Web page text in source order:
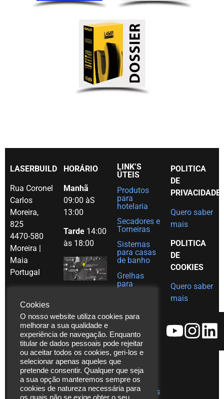
LASERBUILD
Rua Coronel
Carlos
Moreira,
825
4470-580
Moreira |
Maia
Portugal
229 480
271
Fax. (+351)
229 480
272
*chamada
para rede
fixa
HORÁRIO
Manhã
09:00 àS
13:00
Tarde 14:00
às 18:00
LINK’S
ÚTEIS
Produtos
para
hotelaria
Secadores e
Torneiras
Sistemas
para casas
de banho
Grelhas
para
Ajudas
técnicas
Catálogos
Vídeos
Assistência
Técnica
Publicações
POLITICA
DE
PRIVACIDADE
Quero saber
mais
POLITICA
DE
COOKIES
Quero saber
mais
Cookies
O nosso website utiliza cookies para
melhorar a sua qualidade e
experiência de navegação. Enquanto
titular de dados pessoais pode rejeitar
ou aceitar todos os cookies, geri-los e
selecionar apenas aqueles que
pretende consentir. Qualquer que seja
a sua opção manteremos sempre os
cookies de natureza necessária para